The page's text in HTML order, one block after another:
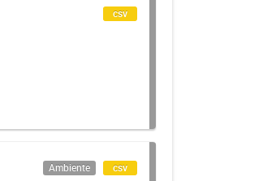
csv
Ambiente csv